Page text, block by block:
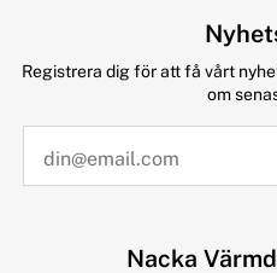
Registrera dig för att få vårt
om
Nacka